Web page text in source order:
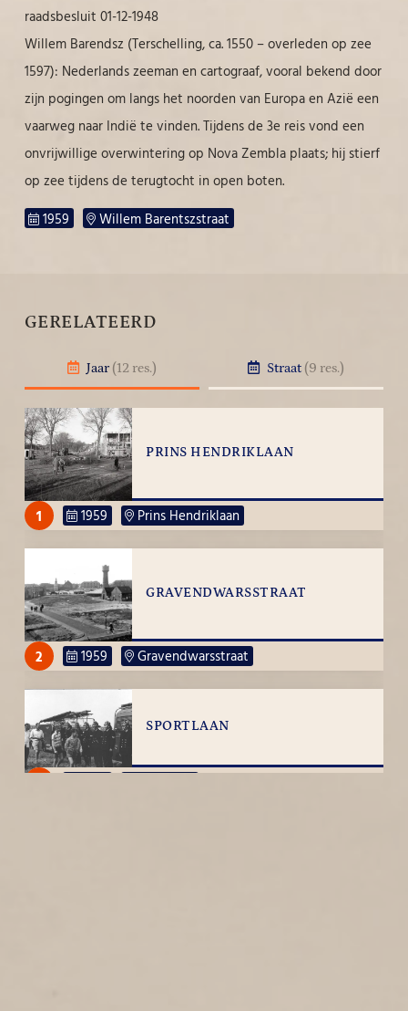
raadsbesluit 01-12-1948
Willem Barendsz (Terschelling, ca. 1550 – overleden op zee
1597): Nederlands zeeman en cartograaf, vooral bekend door
zijn pogingen om langs het noorden van Europa en Azië een
vaarweg naar Indië te vinden. Tijdens de 3e reis vond een
onvrijwillige overwintering op Nova Zembla plaats; hij stierf
op zee tijdens de terugtocht in open boten.
1959
Willem Barentszstraat
GERELATEERD
Jaar (12 res.) Straat (9 res.)
PRINS HENDRIKLAAN
1 1959 Prins Hendriklaan
GRAVENDWARSSTRAAT
2 1959 Gravendwarsstraat
SPORTLAAN